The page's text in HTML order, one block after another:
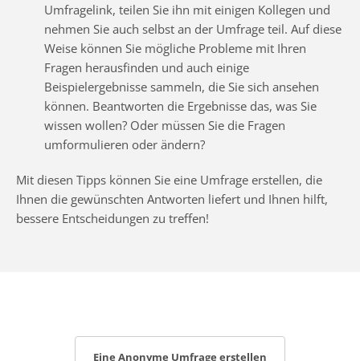
Umfragelink, teilen Sie ihn mit einigen Kollegen und
nehmen Sie auch selbst an der Umfrage teil. Auf diese
Weise können Sie mögliche Probleme mit Ihren
Fragen herausfinden und auch einige
Beispielergebnisse sammeln, die Sie sich ansehen
können. Beantworten die Ergebnisse das, was Sie
wissen wollen? Oder müssen Sie die Fragen
umformulieren oder ändern?
Mit diesen Tipps können Sie eine Umfrage erstellen, die
Ihnen die gewünschten Antworten liefert und Ihnen hilft,
bessere Entscheidungen zu treffen!
Eine Anonyme Umfrage erstellen